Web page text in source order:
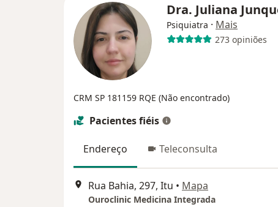
Dra. Juliana
Psiquiatra · Mais
273 opiniões
CRM SP 181159 RQE (Não encontrado)
Pacientes fiéis
Endereço Teleconsulta
Rua Bahia, 297, Itu • Mapa
Ouroclinic Medicina Integrada